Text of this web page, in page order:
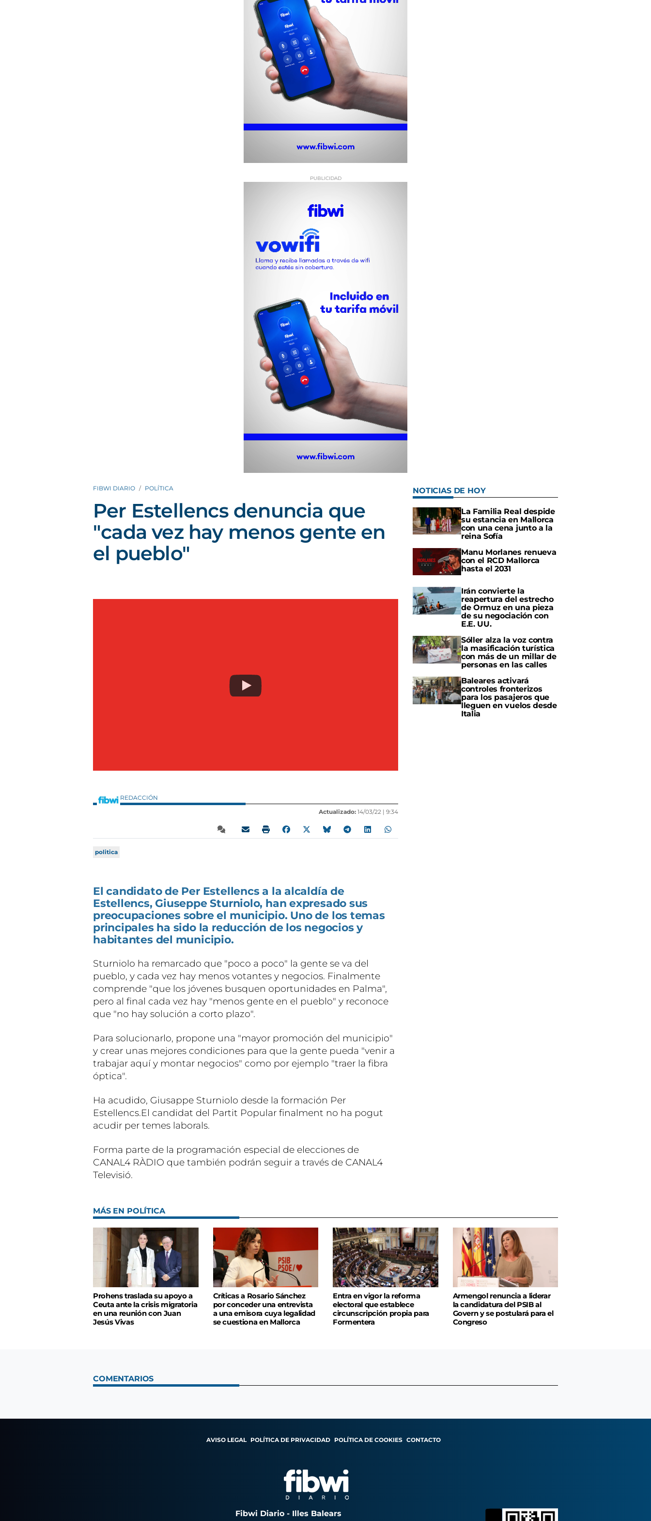
FIBWI DIARIO POLÍTICA
Per Estellencs denuncia que
"cada vez hay menos gente en
el pueblo"
REDACCIÓN
Actualizado: 14/03/22 | 9:34
politica
El candidato de Per Estellencs a la alcaldía de
Estellencs, Giuseppe Sturniolo, han expresado sus
preocupaciones sobre el municipio. Uno de los temas
principales ha sido la reducción de los negocios y
habitantes del municipio.
Sturniolo ha remarcado que "poco a poco" la gente se va del
pueblo, y cada vez hay menos votantes y negocios. Finalmente
comprende "que los jóvenes busquen oportunidades en Palma",
pero al final cada vez hay "menos gente en el pueblo" y reconoce
que "no hay solución a corto plazo".
Para solucionarlo, propone una "mayor promoción del municipio"
y crear unas mejores condiciones para que la gente pueda "venir a
trabajar aquí y montar negocios" como por ejemplo "traer la fibra
óptica".
Ha acudido, Giusappe Sturniolo desde la formación Per
Estellencs.El candidat del Partit Popular finalment no ha pogut
acudir per temes laborals.
Forma parte de la programación especial de elecciones de
CANAL4 RÀDIO que también podrán seguir a través de CANAL4
Televisió.
NOTICIAS DE HOY
La Familia Real despide
su estancia en Mallorca
con una cena junto a la
reina Sofía
Manu Morlanes renueva
con el RCD Mallorca
hasta el 2031
Irán convierte la
reapertura del estrecho
de Ormuz en una pieza
de su negociación con
E.E. UU.
Sóller alza la voz contra
la masificación turística
con más de un millar de
personas en las calles
Baleares activará
controles fronterizos
para los pasajeros que
lleguen en vuelos desde
Italia
MÁS EN POLÍTICA
Prohens traslada su apoyo a
Ceuta ante la crisis migratoria
en una reunión con Juan
Jesús Vivas
Críticas a Rosario Sánchez
por conceder una entrevista
a una emisora cuya legalidad
se cuestiona en Mallorca
Entra en vigor la reforma
electoral que establece
circunscripción propia para
Formentera
Armengol renuncia a liderar
la candidatura del PSIB al
Govern y se postulará para el
Congreso
COMENTARIOS
AVISO LEGAL POLÍTICA DE PRIVACIDAD POLÍTICA DE COOKIES CONTACTO
Fibwi Diario - Illes Balears